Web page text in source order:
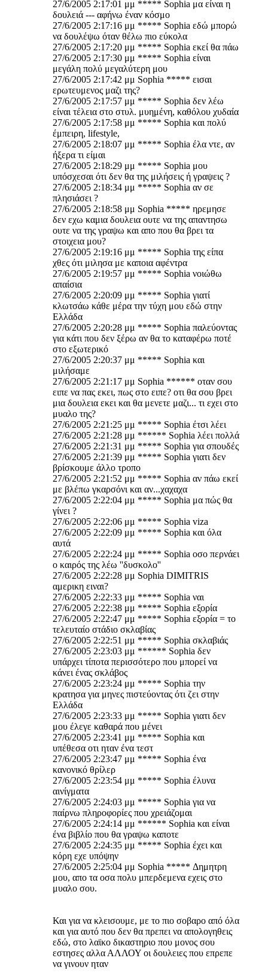
27/6/2005 2:17:01 μμ ***** Sophia μα είναι η
δουλειά --- αφήνω έναν κόσμο
27/6/2005 2:17:16 μμ ***** Sophia εδώ μπορώ
να δουλέψω όταν θέλω πιο εύκολα
27/6/2005 2:17:20 μμ ***** Sophia εκεί θα πάω
27/6/2005 2:17:30 μμ ***** Sophia είναι
μεγάλη πολύ μεγαλύτερη μου
27/6/2005 2:17:42 μμ Sophia ***** εισαι
ερωτευμενος μαζι της?
27/6/2005 2:17:57 μμ ***** Sophia δεν λέω
είναι τέλεια στο στυλ. μυημένη, καθόλου χυδαία
27/6/2005 2:17:58 μμ ***** Sophia και πολύ
έμπειρη, lifestyle,
27/6/2005 2:18:07 μμ ***** Sophia έλα ντε, αν
ήξερα τι είμαι
27/6/2005 2:18:29 μμ ***** Sophia μου
υπόσχεσαι ότι δεν θα της μιλήσεις ή γραψεις ?
27/6/2005 2:18:34 μμ ***** Sophia αν σε
πλησιάσει ?
27/6/2005 2:18:58 μμ Sophia ***** ηρεμησε
δεν εχω καμια δουλεια ουτε να της απαντησω
ουτε να της γραψω και απο που θα βρει τα
στοιχεια μου?
27/6/2005 2:19:16 μμ ***** Sophia της είπα
χθες ότι μιλησα με καποια αφέντρα
27/6/2005 2:19:57 μμ ***** Sophia νοιώθω
απαίσια
27/6/2005 2:20:09 μμ ***** Sophia γιατί
κλωτσάω κάθε μέρα την τύχη μου εδώ στην
Ελλάδα
27/6/2005 2:20:28 μμ ***** Sophia παλεύοντας
για κάτι που δεν ξέρω αν θα το καταφέρω ποτέ
στο εξωτερικό
27/6/2005 2:20:37 μμ ***** Sophia και
μιλήσαμε
27/6/2005 2:21:17 μμ Sophia ****** οταν σου
ειπε να πας εκει, πως στο ειπε? οτι θα σου βρει
μια δουλεια εκει και θα μενετε μαζι... τι εχει στο
μυαλο της?
27/6/2005 2:21:25 μμ ***** Sophia έτσι λέει
27/6/2005 2:21:28 μμ ****** Sophia λέει πολλά
27/6/2005 2:21:31 μμ ***** Sophia για σπουδές
27/6/2005 2:21:39 μμ ***** Sophia γιατι δεν
βρίσκουμε άλλο τροπο
27/6/2005 2:21:52 μμ ***** Sophia αν πάω εκεί
με βλέπω γκαρσόνι και αν...χαχαχα
27/6/2005 2:22:04 μμ ***** Sophia μα πώς θα
γίνει ?
27/6/2005 2:22:06 μμ ***** Sophia viza
27/6/2005 2:22:09 μμ ***** Sophia και όλα
αυτά
27/6/2005 2:22:24 μμ ***** Sophia οσο περνάει
ο καιρός της λέω ''δυσκολο''
27/6/2005 2:22:28 μμ Sophia DIMITRIS
αμερικη ειναι?
27/6/2005 2:22:33 μμ ***** Sophia ναι
27/6/2005 2:22:38 μμ ***** Sophia εξορία
27/6/2005 2:22:47 μμ ***** Sophia εξορία = το
τελευταίο στάδιο σκλαβίας
27/6/2005 2:22:51 μμ ***** Sophia σκλαβιάς
27/6/2005 2:23:03 μμ ****** Sophia δεν
υπάρχει τίποτα περισσότερο που μπορεί να
κάνει ένας σκλάβος
27/6/2005 2:23:24 μμ ***** Sophia την
κρατησα για μηνες πιστεύοντας ότι ζει στην
Ελλάδα
27/6/2005 2:23:33 μμ ***** Sophia γιατι δεν
μου έλεγε καθαρά που μένει
27/6/2005 2:23:41 μμ ***** Sophia και
υπέθεσα οτι ηταν ένα τεστ
27/6/2005 2:23:47 μμ ***** Sophia ένα
κανονικό θρίλερ
27/6/2005 2:23:54 μμ ***** Sophia έλυνα
αινίγματα
27/6/2005 2:24:03 μμ ***** Sophia για να
παίρνω πληροφορίες που χρειάζομαι
27/6/2005 2:24:14 μμ ****** Sophia και είναι
ένα βιβλίο που θα γραψω καποτε
27/6/2005 2:24:35 μμ ***** Sophia έχει και
κόρη εχε υπόψην
27/6/2005 2:25:04 μμ Sophia ***** Δημητρη
μου, απο τα οσα πολυ μπερδεμενα εχεις στο
μυαλο σου.
Και για να κλεισουμε, με το πιο σοβαρο από όλα
και για αυτό που δεν θα πρεπει να απολογηθεις
εδώ, στο λαϊκο δικαστηριο που μονος σου
εστησες αλλα ΑΛΛΟΥ οι δουλειες που επρεπε
να γινουν ηταν